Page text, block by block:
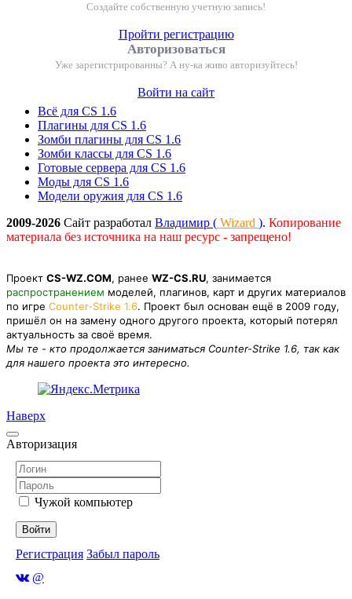
Создайте собственную учетную запись!
Пройти регистрацию
Авторизоваться
Уже зарегистрированны? А ну-ка живо авторизуйтесь!
Войти на сайт
Всё для CS 1.6
Плагины для CS 1.6
Зомби плагины для CS 1.6
Зомби классы для CS 1.6
Готовые сервера для CS 1.6
Моды для CS 1.6
Модели оружия для CS 1.6
2009-2026 Сайт разработал Владимир ( Wizard ). Копирование
материала без источника на наш ресурс - запрещено!
Проект CS-WZ.COM, ранее WZ-CS.RU, занимается
распространением моделей, плагинов, карт и других материалов
по игре Counter-Strike 1.6. Проект был основан ещё в 2009 году,
пришёл он на замену одного другого проекта, который потерял
актуальность за своё время.
Мы те - кто продолжается заниматься Counter-Strike 1.6, так как
для нашего проекта это интересно.
Наверх
Авторизация
Чужой компьютер
Войти
Регистрация Забыл пароль
@